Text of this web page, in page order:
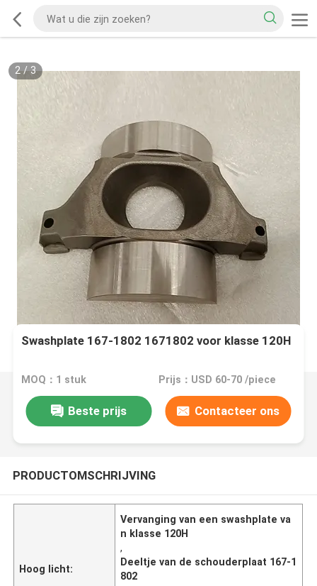
2/3
Swashplate 167-1802 1671802 voor klasse 120H
MOQ：1 stuk Prijs：USD 60-70 /piece
Beste prijs Contacteer ons
PRODUCTOMSCHRIJVING
Hoog licht:
Vervanging van een swashplate va
n klasse 120H
,
Deeltje van de schouderplaat 167-1
802